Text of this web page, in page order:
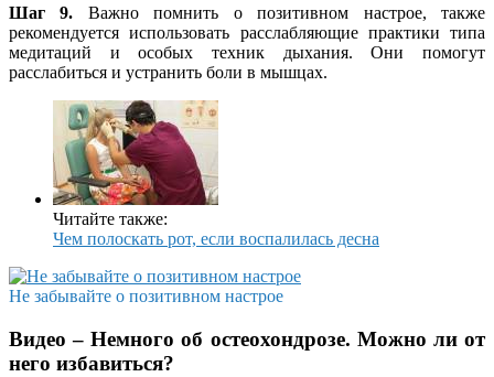
Шаг 9. Важно помнить о позитивном настрое, также
рекомендуется использовать расслабляющие практики типа
медитаций и особых техник дыхания. Они помогут
расслабиться и устранить боли в мышцах.
Читайте также:
Чем полоскать рот, если воспалилась десна
Не забывайте о позитивном настрое
Видео – Немного об остеохондрозе. Можно ли от
него избавиться?